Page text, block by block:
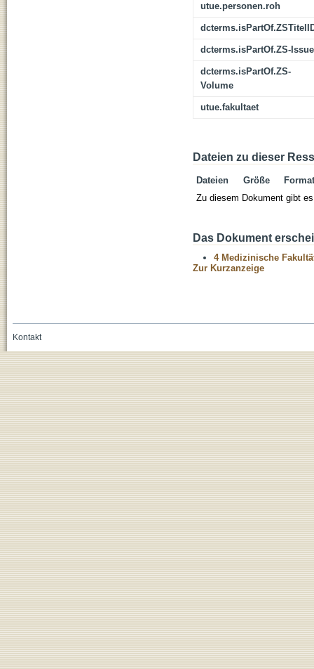
utue.personen.roh
dcterms.isPartOf.ZS-Issue
dcterms.isPartOf.ZS-
Volume
utue.fakultaet
Dateien zu dieser
Dateien Größe
Format
Zu diesem Dokument gibt
Das Dokument
4 Medizinische
Zur Kurzanzeige
Kontakt